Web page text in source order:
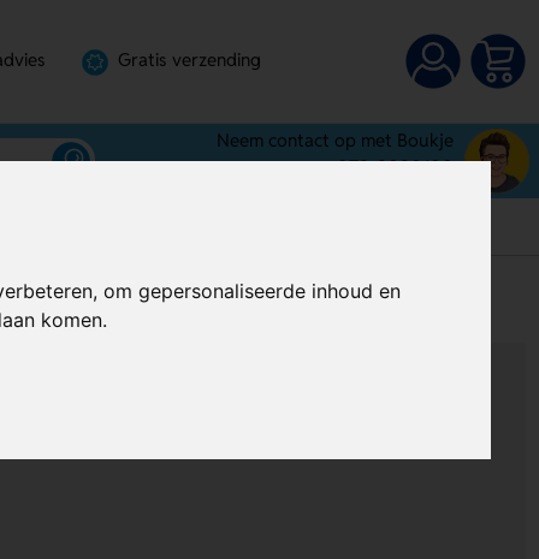
om gepersonaliseerde inhoud en
komen.
Gratis verzending
Neem contact op met Boukje
072-3030100
Al vanaf€ 11,36 (Excl. BTW)